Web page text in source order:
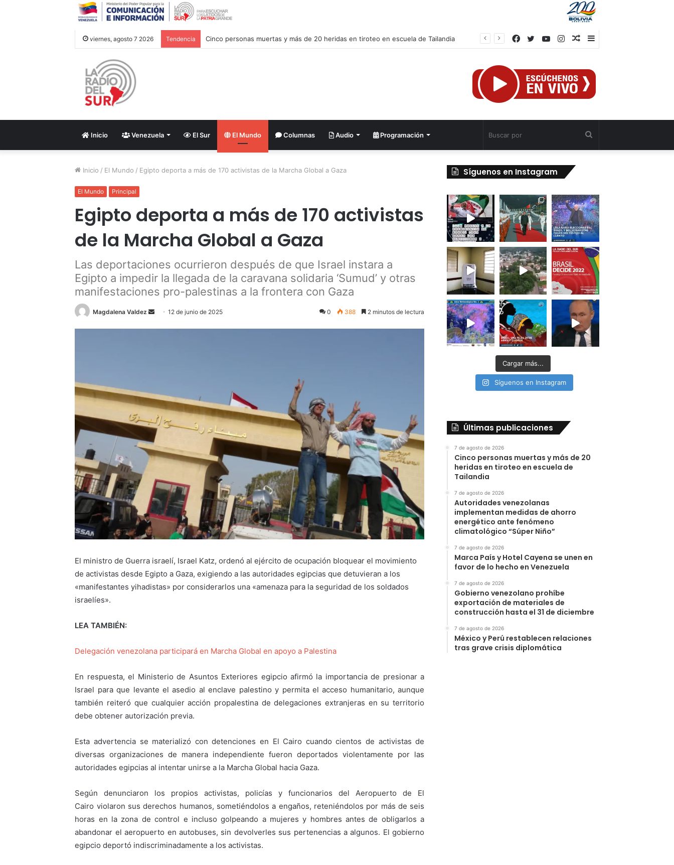
viernes, agosto 7 2026 Tendencia Cinco personas muertas y más de 20 heridas en tiroteo en escuela de Tailandia
Barra
Publicación
azar
Instagram
YouTube
Twitter
Facebook
Inicio Venezuela El Sur El Mundo Columnas Audio Programación
Inicio / El Mundo / Egipto deporta a más de 170 activistas de la Marcha Global a Gaza
El Mundo Principal
Egipto deporta a más de 170 activistas
de la Marcha Global a Gaza
Las deportaciones ocurrieron después de que Israel instara a
Egipto a impedir la llegada de la caravana solidaria ‘Sumud’ y otras
manifestaciones pro-palestinas a la frontera con Gaza
Magdalena Valdez
Send12 de junio de 2025 0 388 2 minutos de lectura
El ministro de Guerra israelí, Israel Katz, ordenó al ejército de ocupación bloquear el movimiento
de activistas desde Egipto a Gaza, exigiendo a las autoridades egipcias que detuvieran a los
«manifestantes yihadistas» por considerarlos una «amenaza para la seguridad de los soldados
israelíes».
LEA TAMBIÉN:
Delegación venezolana participará en Marcha Global en apoyo a Palestina
En respuesta, el Ministerio de Asuntos Exteriores egipcio afirmó la importancia de presionar a
Israel para que levante el asedio al enclave palestino y permita el acceso humanitario, aunque
también reiteró que cualquier acción propalestina de delegaciones extranjeras en su territorio
debe obtener autorización previa.
Esta advertencia se materializó con detenciones en El Cairo cuando cientos de activistas de
diversas organizaciones de manera independiente fueron deportados violentamente por las
autoridades egipcias al intentar unirse a la Marcha Global hacia Gaza.
Según denunciaron los propios activistas, policías y funcionarios del Aeropuerto de El
Cairo violaron sus derechos humanos, sometiéndolos a engaños, reteniéndolos por más de seis
horas en la zona de control e incluso golpeando a mujeres y hombres antes de obligarlos a
abandonar el aeropuerto en autobuses, sin devolverles sus pertenencias a algunos. El gobierno
egipcio deportó indiscriminadamente a los activistas.
Síguenos en Instagram
Cargar más...
Síguenos en Instagram
Últimas publicaciones
7 de agosto de 2026
Cinco personas muertas y más de 20
heridas en tiroteo en escuela de
Tailandia
7 de agosto de 2026
Autoridades venezolanas
implementan medidas de ahorro
energético ante fenómeno
climatológico “Súper Niño”
7 de agosto de 2026
Marca País y Hotel Cayena se unen en
favor de lo hecho en Venezuela
7 de agosto de 2026
Gobierno venezolano prohíbe
exportación de materiales de
construcción hasta el 31 de diciembre
7 de agosto de 2026
México y Perú restablecen relaciones
tras grave crisis diplomática